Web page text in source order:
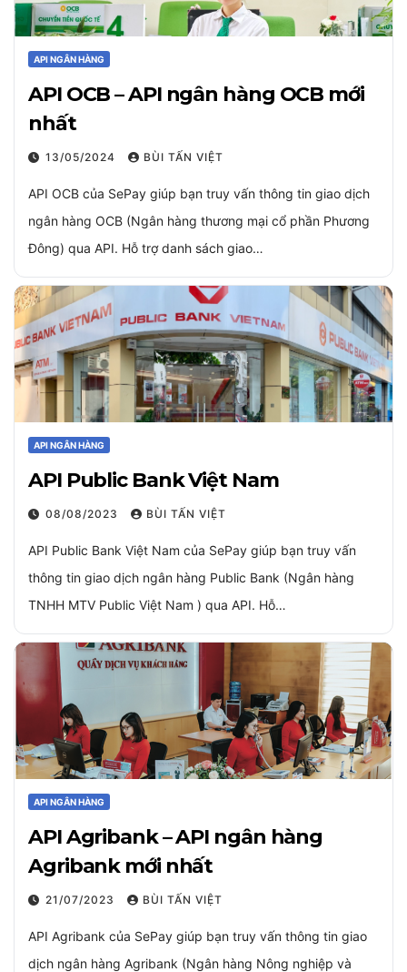
API NGÂN HÀNG
API OCB – API ngân hàng OCB mới
nhất
13/05/2024 BÙI TẤN VIỆT
API OCB của SePay giúp bạn truy vấn thông tin giao dịch
ngân hàng OCB (Ngân hàng thương mại cổ phần Phương
Đông) qua API. Hỗ trợ danh sách giao…
API NGÂN HÀNG
API Public Bank Việt Nam
08/08/2023 BÙI TẤN VIỆT
API Public Bank Việt Nam của SePay giúp bạn truy vấn
thông tin giao dịch ngân hàng Public Bank (Ngân hàng
TNHH MTV Public Việt Nam ) qua API. Hỗ…
API NGÂN HÀNG
API Agribank – API ngân hàng
Agribank mới nhất
21/07/2023 BÙI TẤN VIỆT
API Agribank của SePay giúp bạn truy vấn thông tin giao
dịch ngân hàng Agribank (Ngân hàng Nông nghiệp và